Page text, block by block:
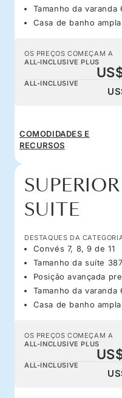
Tamanho da varanda
Casa de banho
OS PREÇOS COMEÇAM A
ALL-INCLUSIVE PLUS
ALL-INCLUSIVE
COMODIDADES E
RECURSOS
SUITE
DESTAQUES DA
Convés 7, 8, 9 de 11
Tamanho da suíte
Posição avançada
Tamanho da varanda
Casa de banho
OS PREÇOS COMEÇAM A
ALL-INCLUSIVE PLUS
ALL-INCLUSIVE